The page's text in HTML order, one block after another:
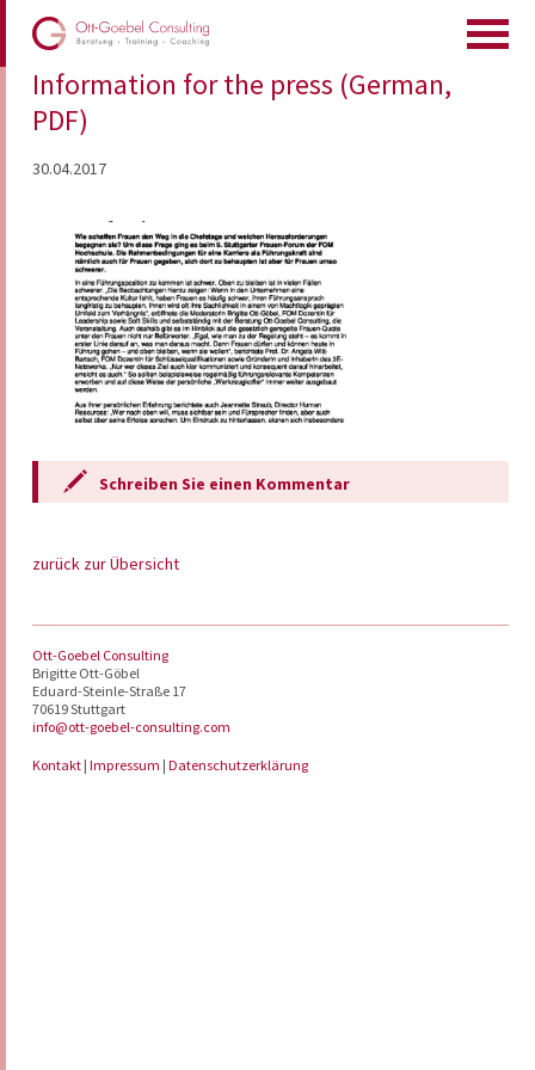
Information for the press (German,
PDF)
30.04.2017
Schreiben Sie einen Kommentar
zurück zur Übersicht
Ott-Goebel Consulting
Brigitte Ott-Göbel
Eduard-Steinle-Straße 17
70619 Stuttgart
info@ott-goebel-consulting.com
Kontakt |Impressum |Datenschutzerklärung